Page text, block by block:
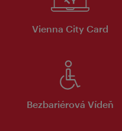
Vienna City Card
Bezbariérová Vídeň